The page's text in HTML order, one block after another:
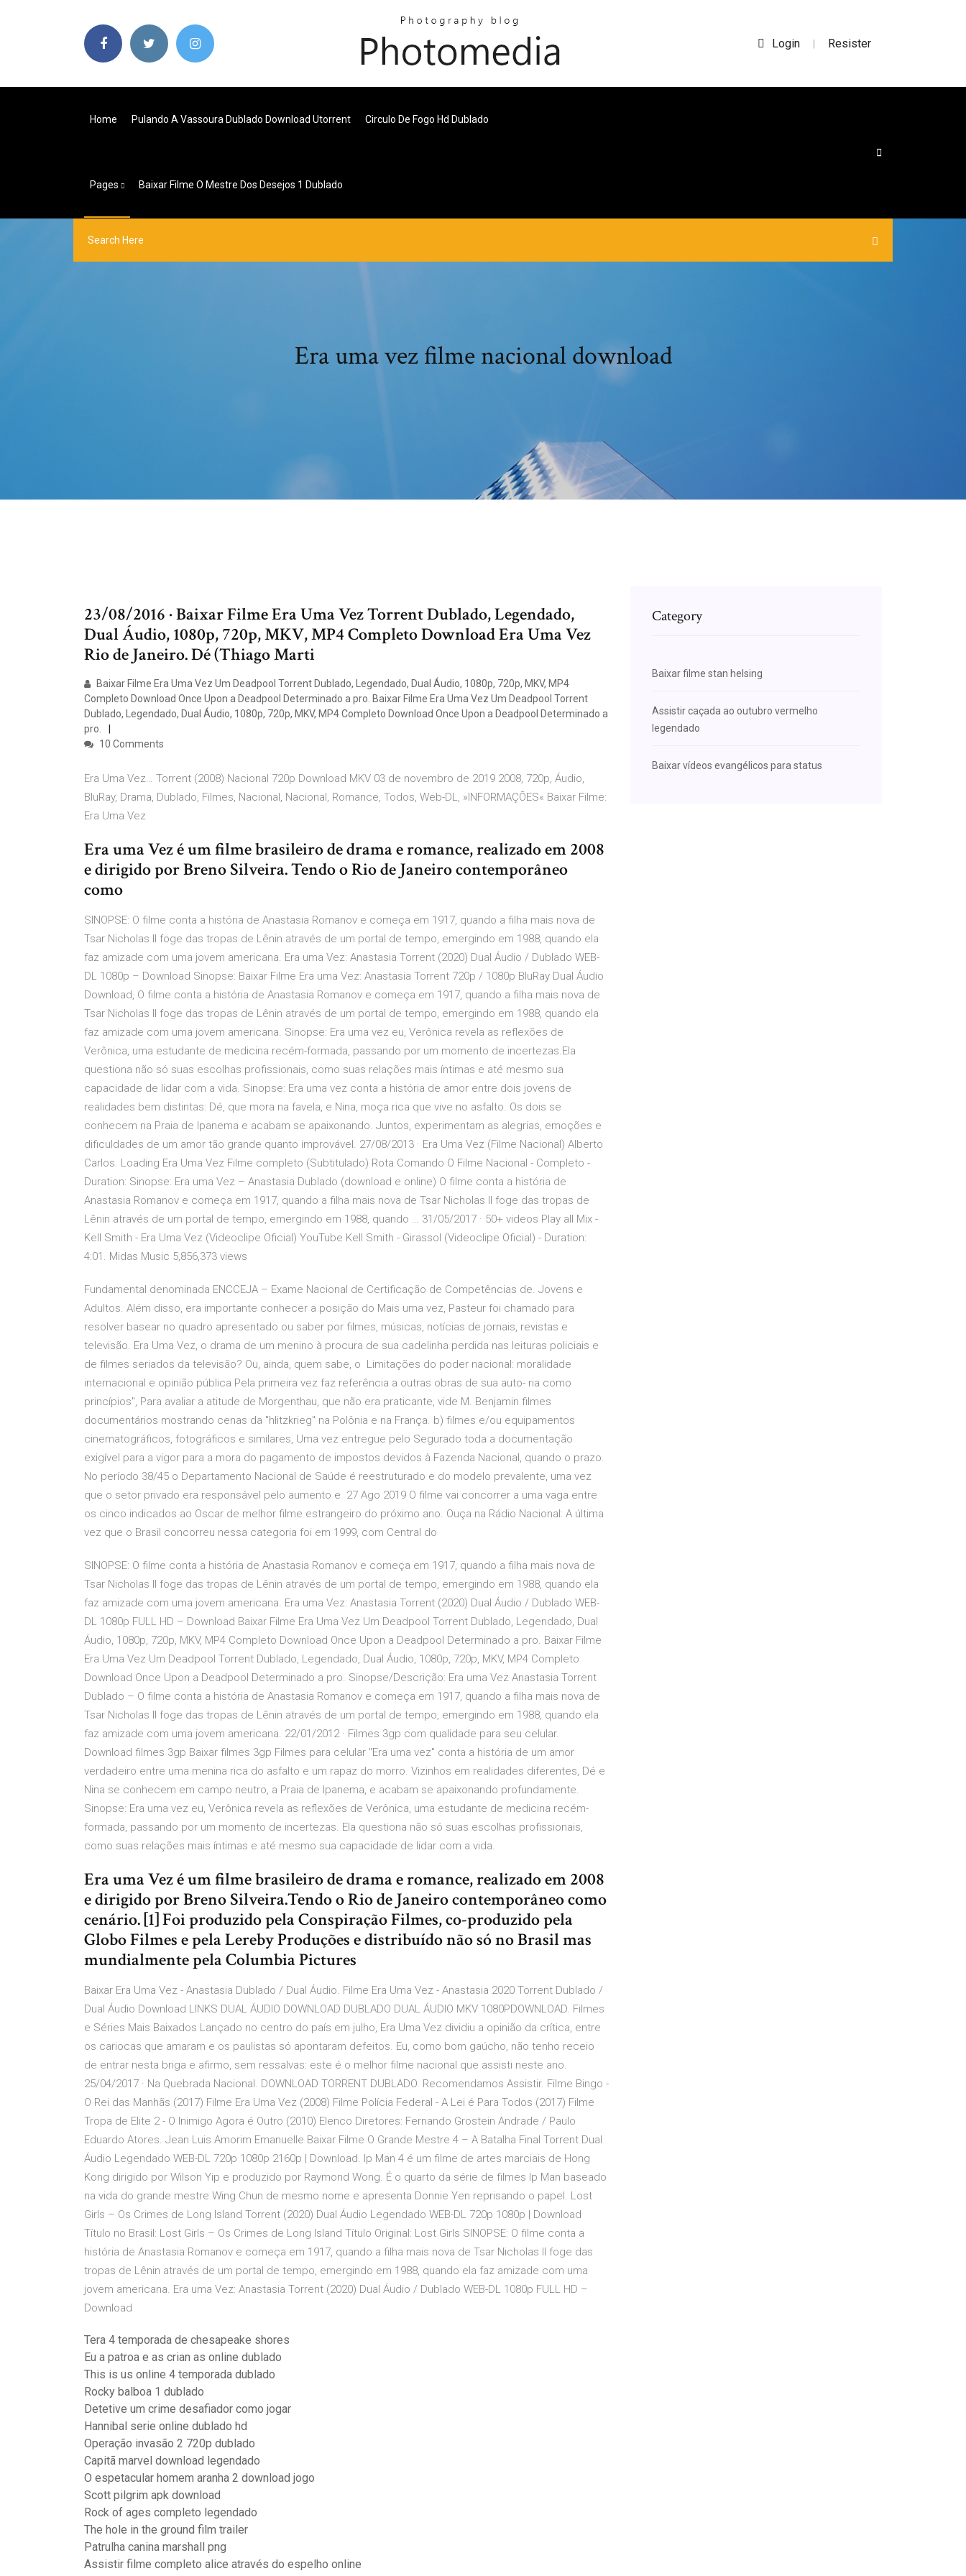
Login | Resister
Home Pulando A Vassoura Dublado Download Utorrent Circulo De Fogo Hd Dublado
Pages Baixar Filme O Mestre Dos Desejos 1 Dublado
Era uma vez filme nacional download
23/08/2016 · Baixar Filme Era Uma Vez Torrent Dublado, Legendado,
Dual Áudio, 1080p, 720p, MKV, MP4 Completo Download Era Uma Vez
Rio de Janeiro. Dé (Thiago Marti
Baixar Filme Era Uma Vez Um Deadpool Torrent Dublado, Legendado, Dual Áudio, 1080p, 720p, MKV, MP4
Completo Download Once Upon a Deadpool Determinado a pro. Baixar Filme Era Uma Vez Um Deadpool Torrent
Dublado, Legendado, Dual Áudio, 1080p, 720p, MKV, MP4 Completo Download Once Upon a Deadpool Determinado a
pro.
10 Comments
Era Uma Vez… Torrent (2008) Nacional 720p Download MKV 03 de novembro de 2019 2008, 720p, Áudio,
BluRay, Drama, Dublado, Filmes, Nacional, Nacional, Romance, Todos, Web-DL, »INFORMAÇÕES« Baixar Filme:
Era Uma Vez
Era uma Vez é um filme brasileiro de drama e romance, realizado em 2008
e dirigido por Breno Silveira. Tendo o Rio de Janeiro contemporâneo
como
SINOPSE: O filme conta a história de Anastasia Romanov e começa em 1917, quando a filha mais nova de
Tsar Nicholas II foge das tropas de Lênin através de um portal de tempo, emergindo em 1988, quando ela
faz amizade com uma jovem americana. Era uma Vez: Anastasia Torrent (2020) Dual Áudio / Dublado WEB-
DL 1080p – Download Sinopse: Baixar Filme Era uma Vez: Anastasia Torrent 720p / 1080p BluRay Dual Áudio
Download, O filme conta a história de Anastasia Romanov e começa em 1917, quando a filha mais nova de
Tsar Nicholas II foge das tropas de Lênin através de um portal de tempo, emergindo em 1988, quando ela
faz amizade com uma jovem americana. Sinopse: Era uma vez eu, Verônica revela as reflexões de
Verônica, uma estudante de medicina recém-formada, passando por um momento de incertezas.Ela
questiona não só suas escolhas profissionais, como suas relações mais íntimas e até mesmo sua
capacidade de lidar com a vida. Sinopse: Era uma vez conta a história de amor entre dois jovens de
realidades bem distintas: Dé, que mora na favela, e Nina, moça rica que vive no asfalto. Os dois se
conhecem na Praia de Ipanema e acabam se apaixonando. Juntos, experimentam as alegrias, emoções e
dificuldades de um amor tão grande quanto improvável. 27/08/2013 · Era Uma Vez (Filme Nacional) Alberto
Carlos. Loading Era Uma Vez Filme completo (Subtitulado) Rota Comando O Filme Nacional - Completo -
Duration: Sinopse: Era uma Vez – Anastasia Dublado (download e online) O filme conta a história de
Anastasia Romanov e começa em 1917, quando a filha mais nova de Tsar Nicholas II foge das tropas de
Lênin através de um portal de tempo, emergindo em 1988, quando … 31/05/2017 · 50+ videos Play all Mix -
Kell Smith - Era Uma Vez (Videoclipe Oficial) YouTube Kell Smith - Girassol (Videoclipe Oficial) - Duration:
4:01. Midas Music 5,856,373 views
Fundamental denominada ENCCEJA – Exame Nacional de Certificação de Competências de. Jovens e
Adultos. Além disso, era importante conhecer a posição do Mais uma vez, Pasteur foi chamado para
resolver basear no quadro apresentado ou saber por filmes, músicas, notícias de jornais, revistas e
televisão. Era Uma Vez, o drama de um menino à procura de sua cadelinha perdida nas leituras policiais e
de filmes seriados da televisão? Ou, ainda, quem sabe, o Limitações do poder nacional: moralidade
internacional e opinião pública Pela primeira vez faz referência a outras obras de sua auto- ria como
princípios", Para avaliar a atitude de Morgenthau, que não era praticante, vide M. Benjamin filmes
documentários mostrando cenas da "hlitzkrieg" na Polônia e na França. b) filmes e/ou equipamentos
cinematográficos, fotográficos e similares, Uma vez entregue pelo Segurado toda a documentação
exigível para a vigor para a mora do pagamento de impostos devidos à Fazenda Nacional, quando o prazo.
No período 38/45 o Departamento Nacional de Saúde é reestruturado e do modelo prevalente, uma vez
que o setor privado era responsável pelo aumento e 27 Ago 2019 O filme vai concorrer a uma vaga entre
os cinco indicados ao Oscar de melhor filme estrangeiro do próximo ano. Ouça na Rádio Nacional: A última
vez que o Brasil concorreu nessa categoria foi em 1999, com Central do
SINOPSE: O filme conta a história de Anastasia Romanov e começa em 1917, quando a filha mais nova de
Tsar Nicholas II foge das tropas de Lênin através de um portal de tempo, emergindo em 1988, quando ela
faz amizade com uma jovem americana. Era uma Vez: Anastasia Torrent (2020) Dual Áudio / Dublado WEB-
DL 1080p FULL HD – Download Baixar Filme Era Uma Vez Um Deadpool Torrent Dublado, Legendado, Dual
Áudio, 1080p, 720p, MKV, MP4 Completo Download Once Upon a Deadpool Determinado a pro. Baixar Filme
Era Uma Vez Um Deadpool Torrent Dublado, Legendado, Dual Áudio, 1080p, 720p, MKV, MP4 Completo
Download Once Upon a Deadpool Determinado a pro. Sinopse/Descrição: Era uma Vez Anastasia Torrent
Dublado – O filme conta a história de Anastasia Romanov e começa em 1917, quando a filha mais nova de
Tsar Nicholas II foge das tropas de Lênin através de um portal de tempo, emergindo em 1988, quando ela
faz amizade com uma jovem americana. 22/01/2012 · Filmes 3gp com qualidade para seu celular.
Download filmes 3gp Baixar filmes 3gp Filmes para celular "Era uma vez" conta a história de um amor
verdadeiro entre uma menina rica do asfalto e um rapaz do morro. Vizinhos em realidades diferentes, Dé e
Nina se conhecem em campo neutro, a Praia de Ipanema, e acabam se apaixonando profundamente.
Sinopse: Era uma vez eu, Verônica revela as reflexões de Verônica, uma estudante de medicina recém-
formada, passando por um momento de incertezas. Ela questiona não só suas escolhas profissionais,
como suas relações mais íntimas e até mesmo sua capacidade de lidar com a vida.
Era uma Vez é um filme brasileiro de drama e romance, realizado em 2008
e dirigido por Breno Silveira.Tendo o Rio de Janeiro contemporâneo como
cenário. [1] Foi produzido pela Conspiração Filmes, co-produzido pela
Globo Filmes e pela Lereby Produções e distribuído não só no Brasil mas
mundialmente pela Columbia Pictures
Baixar Era Uma Vez - Anastasia Dublado / Dual Áudio. Filme Era Uma Vez - Anastasia 2020 Torrent Dublado /
Dual Áudio Download LINKS DUAL ÁUDIO DOWNLOAD DUBLADO DUAL ÁUDIO MKV 1080PDOWNLOAD. Filmes
e Séries Mais Baixados Lançado no centro do país em julho, Era Uma Vez dividiu a opinião da crítica, entre
os cariocas que amaram e os paulistas só apontaram defeitos. Eu, como bom gaúcho, não tenho receio
de entrar nesta briga e afirmo, sem ressalvas: este é o melhor filme nacional que assisti neste ano.
25/04/2017 · Na Quebrada Nacional. DOWNLOAD TORRENT DUBLADO. Recomendamos Assistir. Filme Bingo -
O Rei das Manhãs (2017) Filme Era Uma Vez (2008) Filme Polícia Federal - A Lei é Para Todos (2017) Filme
Tropa de Elite 2 - O Inimigo Agora é Outro (2010) Elenco Diretores: Fernando Grostein Andrade / Paulo
Eduardo Atores. Jean Luis Amorim Emanuelle Baixar Filme O Grande Mestre 4 – A Batalha Final Torrent Dual
Áudio Legendado WEB-DL 720p 1080p 2160p | Download. Ip Man 4 é um filme de artes marciais de Hong
Kong dirigido por Wilson Yip e produzido por Raymond Wong. É o quarto da série de filmes Ip Man baseado
na vida do grande mestre Wing Chun de mesmo nome e apresenta Donnie Yen reprisando o papel. Lost
Girls – Os Crimes de Long Island Torrent (2020) Dual Áudio Legendado WEB-DL 720p 1080p | Download
Título no Brasil: Lost Girls – Os Crimes de Long Island Título Original: Lost Girls SINOPSE: O filme conta a
história de Anastasia Romanov e começa em 1917, quando a filha mais nova de Tsar Nicholas II foge das
tropas de Lênin através de um portal de tempo, emergindo em 1988, quando ela faz amizade com uma
jovem americana. Era uma Vez: Anastasia Torrent (2020) Dual Áudio / Dublado WEB-DL 1080p FULL HD –
Download
Tera 4 temporada de chesapeake shores
Eu a patroa e as crian as online dublado
This is us online 4 temporada dublado
Rocky balboa 1 dublado
Detetive um crime desafiador como jogar
Hannibal serie online dublado hd
Operação invasão 2 720p dublado
Capitã marvel download legendado
O espetacular homem aranha 2 download jogo
Scott pilgrim apk download
Rock of ages completo legendado
The hole in the ground film trailer
Patrulha canina marshall png
Assistir filme completo alice através do espelho online
Category
Baixar filme stan helsing
Assistir caçada ao outubro vermelho
legendado
Baixar vídeos evangélicos para status